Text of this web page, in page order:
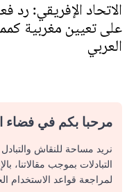
الاتحاد الإفريقي: رد
على تعيين مغربية
العربي
مرحبا بكم في فضاء
نريد مساحة للنقاش
التبادلات بموجب مقالاتنا،
لمراجعة قواعد الاستخدام